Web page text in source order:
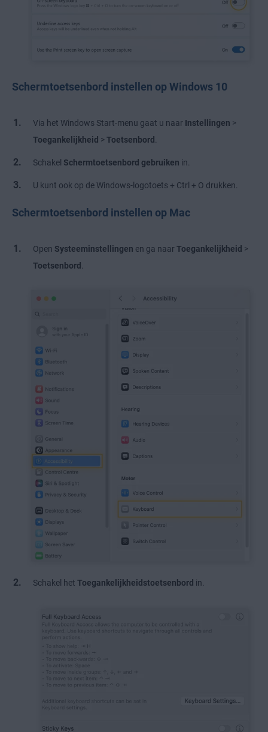
Schermtoetsenbord instellen op Windows 10
Via het Windows Start-menu gaat u naar Instellingen >
Toegankelijkheid > Toetsenbord .
Schakel Schermtoetsenbord gebruiken in.
U kunt ook op de Windows-logotoets + Ctrl + O drukken.
Schermtoetsenbord instellen op Mac
Open Systeeminstellingen en ga naar Toegankelijkheid >
Toetsenbord .
Schakel het Toegankelijkheidstoetsenbord in.